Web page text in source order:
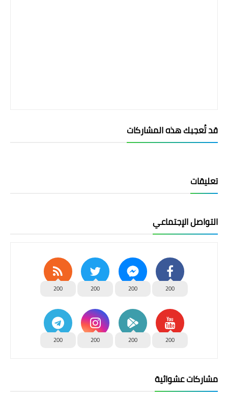
قد تُعجبك هذه المشاركات
تعليقات
التواصل الإجتماعي
200
200
200
200
200
200
200
200
مشاركات عشوائية